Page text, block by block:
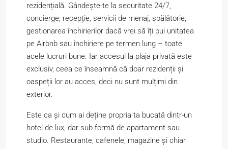
rezidențială. Gândește-te la securitate 24/7,
concierge, recepție, servicii de menaj, spălătorie,
gestionarea închirierilor dacă vrei să îți pui unitatea
pe Airbnb sau închiriere pe termen lung – toate
acele lucruri bune. Iar accesul la plaja privată este
exclusiv, ceea ce înseamnă că doar rezidenții și
oaspeții lor au acces, deci nu sunt mulțimi din
exterior.
Este ca și cum ai deține propria ta bucată dintr-un
hotel de lux, dar sub formă de apartament sau
studio. Restaurante, cafenele, magazine și chiar